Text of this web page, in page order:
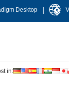
Desktop
in: